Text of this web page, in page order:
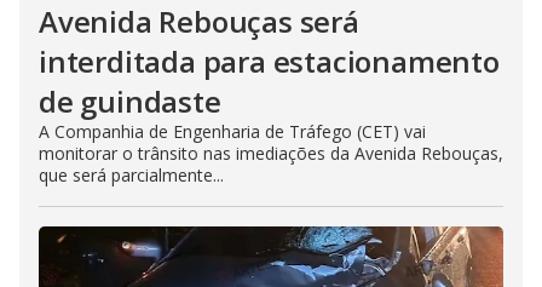
Avenida Rebouças será
interditada para estacionamento
de guindaste
A Companhia de Engenharia de Tráfego (CET) vai
monitorar o trânsito nas imediações da Avenida Rebouças,
que será parcialmente...